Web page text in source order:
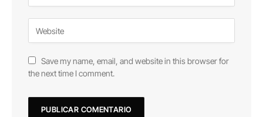
Save my name, email, and website in this browser for
the next time I comment.